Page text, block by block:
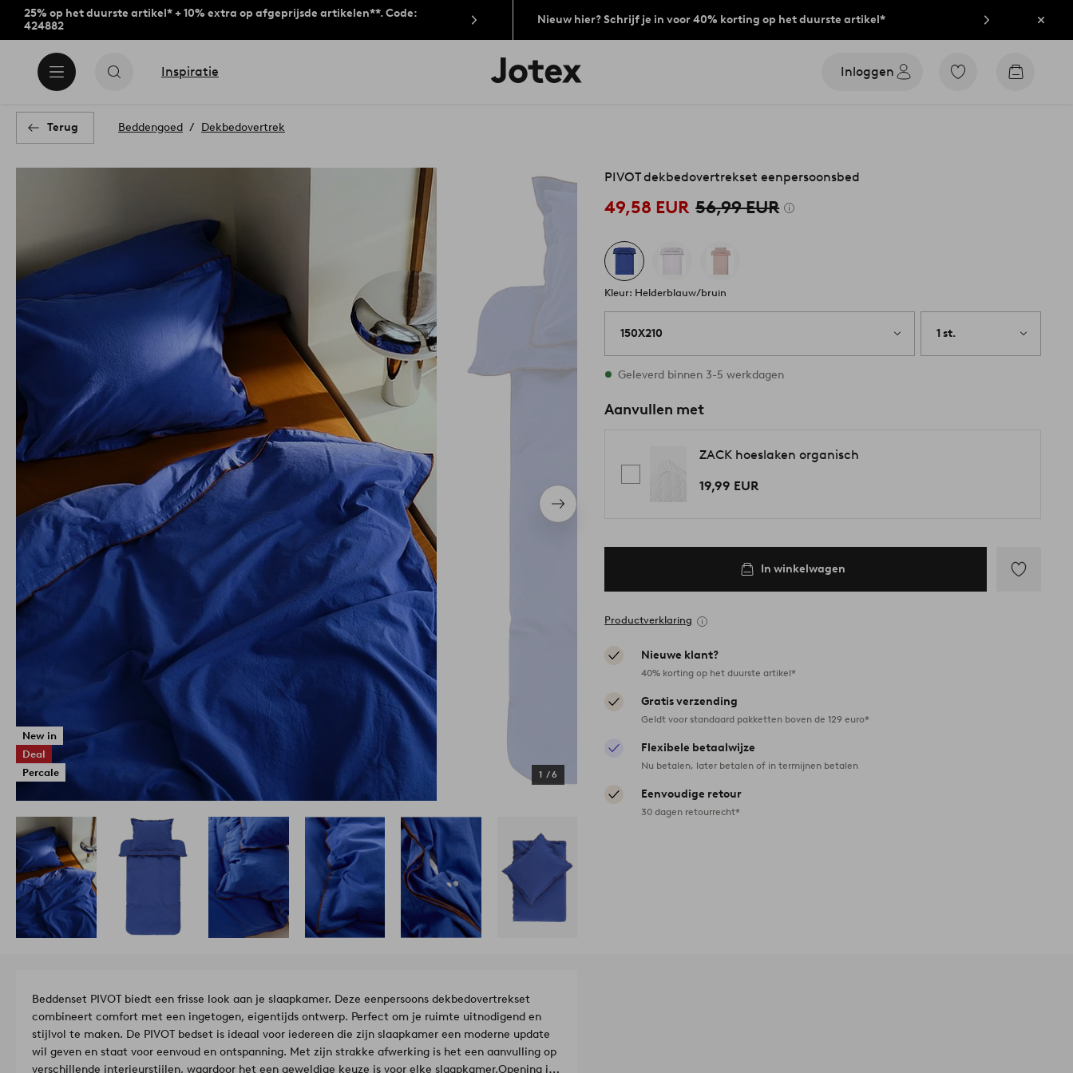
25% op het duurste artikel* + 10% extra op afgeprijsde artikelen**. Code:
424882
Nieuw hier? Schrijf je in voor 40% korting op het duurste artikel*
Inspiratie
Jotex
logo
Inloggen
Ga
Go
Terug Beddengoed Dekbedovertrek
Volgend
item
New in
Deal
Percale
1 /6
PIVOT dekbedovertrekset eenpersoonsbed
49,58 EUR 56,99 EUR
Kleur: Helderblauw/bruin
150X210 1 st.
Op voorraad
Geleverd binnen 3-5 werkdagen
Aanvullen met
ZACK hoeslaken organisch
19,99 EUR
In winkelwagen
Productverklaring
Nieuwe klant?
40% korting op het duurste artikel*
Gratis verzending
Geldt voor standaard pakketten boven de 129 euro*
Flexibele betaalwijze
Nu betalen, later betalen of in termijnen betalen
Eenvoudige retour
30 dagen retourrecht*
Beddenset PIVOT biedt een frisse look aan je slaapkamer. Deze eenpersoons dekbedovertrekset
combineert comfort met een ingetogen, eigentijds ontwerp. Perfect om je ruimte uitnodigend en
stijlvol te maken. De PIVOT bedset is ideaal voor iedereen die zijn slaapkamer een moderne update
wil geven en staat voor eenvoud en ontspanning. Met zijn strakke afwerking is het een aanvulling op
verschillende interieurstijlen, waardoor het een geweldige keuze is voor elke slaapkamer.Opening in